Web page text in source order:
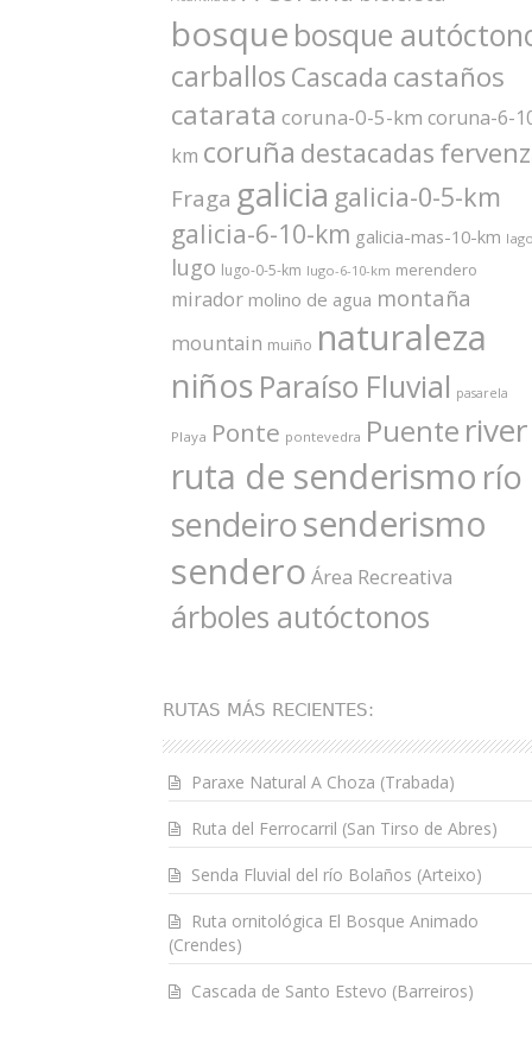
bosque bosque
carballos Cascada castaños
catarata coruna-0-5-km coruna-6-
km coruña destacadas
Fraga galicia galicia-0-5-km
galicia-6-10-km galicia-mas-10-km lago
lugo lugo-0-5-km lugo-6-10-km merendero
mirador molino de agua montaña
mountain muiño naturaleza
niños Paraíso Fluvial pasarela
Playa Ponte pontevedra Puente river
ruta de senderismo río
sendeirosenderismo
sendero Área Recreativa
árboles autóctonos
RUTAS MÁS RECIENTES:
Paraxe Natural A Choza (Trabada)
Ruta del Ferrocarril (San Tirso de Abres)
Senda Fluvial del río Bolaños (Arteixo)
Ruta ornitológica El Bosque Animado
(Crendes)
Cascada de Santo Estevo (Barreiros)